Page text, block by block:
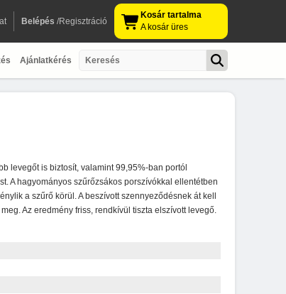
Belépés /Regisztráció
Kosár tartalma
A kosár üres
Ajánlatkérés
levegőt is biztosít, valamint 99,95%-ban portól
A hagyományos szűrőzsákos porszívókkal ellentétben
a szűrő körül. A beszívott szennyeződésnek át kell
Az eredmény friss, rendkívül tiszta elszívott levegő.